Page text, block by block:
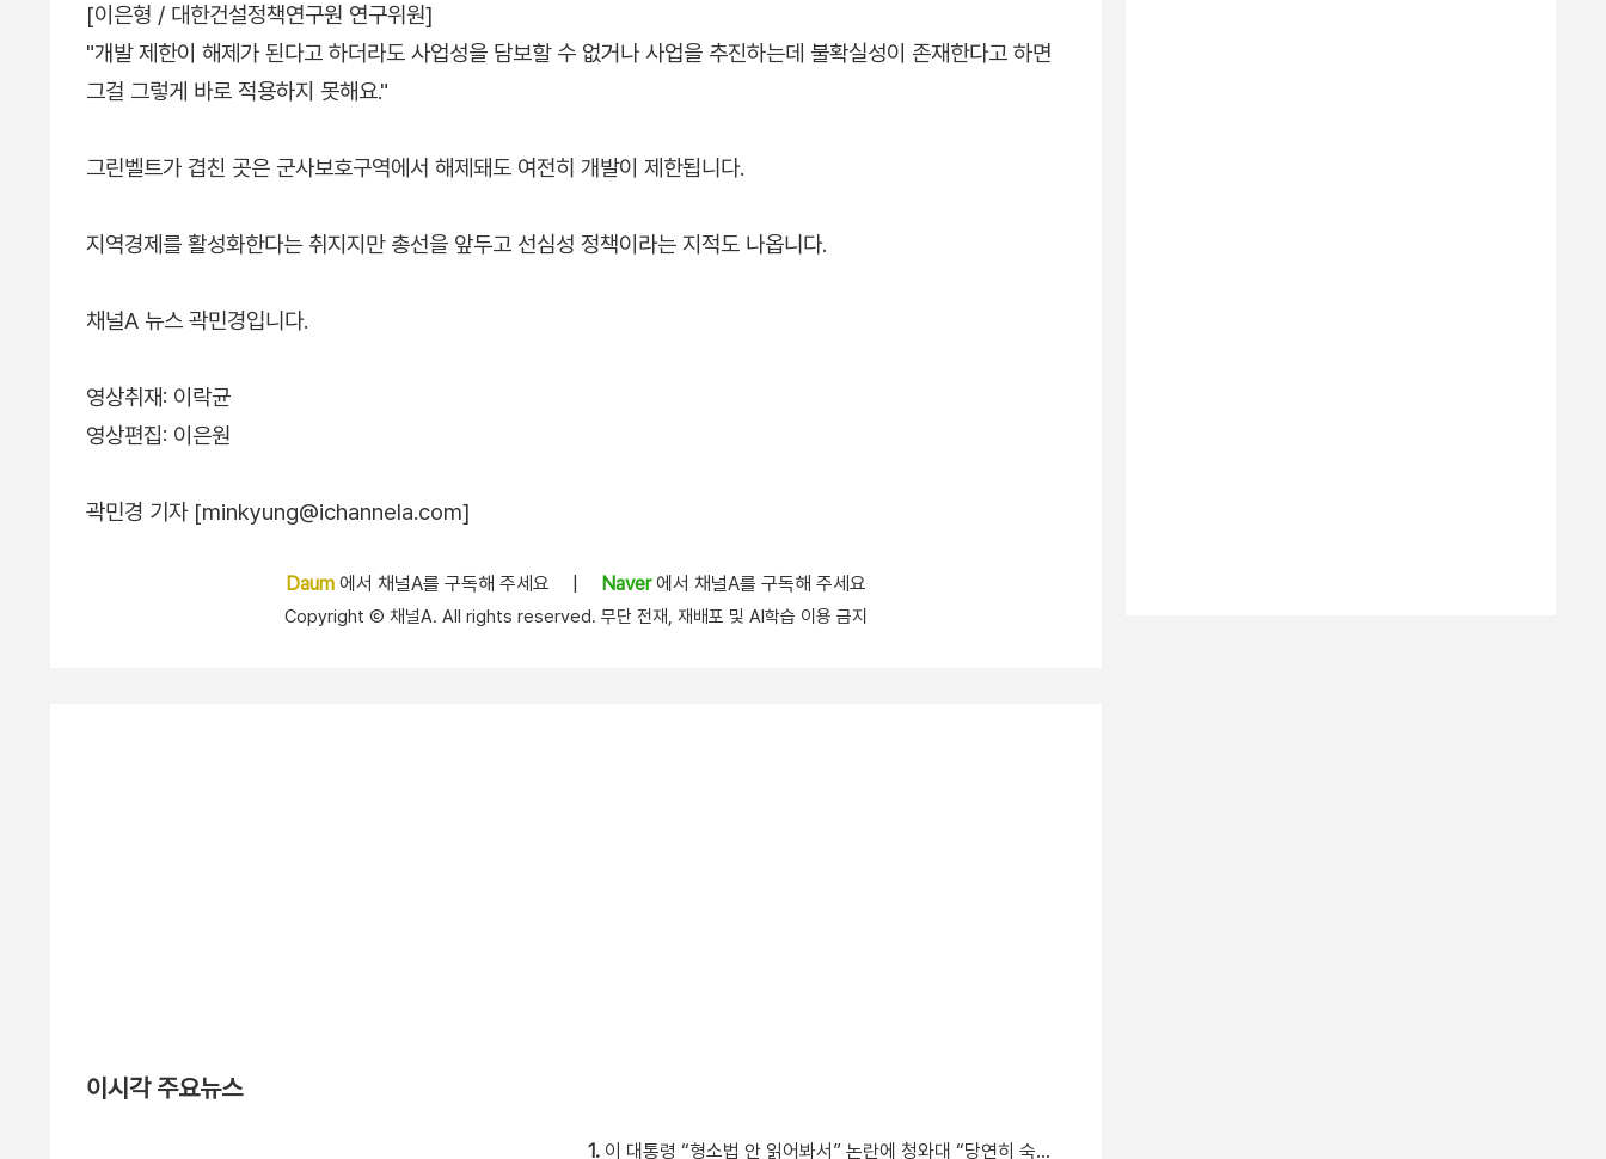
[이은형 / 대한건설정책연구원 연구위원]
"개발 제한이 해제가 된다고 하더라도 사업성을 담보할 수 없거나 사업을 추진하는데 불확실성이 존재한다고 하면
그걸 그렇게 바로 적용하지 못해요."
그린벨트가 겹친 곳은 군사보호구역에서 해제돼도 여전히 개발이 제한됩니다.
지역경제를 활성화한다는 취지지만 총선을 앞두고 선심성 정책이라는 지적도 나옵니다.
채널A 뉴스 곽민경입니다.
영상취재: 이락균
영상편집: 이은원
곽민경 기자 [minkyung@ichannela.com]
Daum 에서 채널A를 구독해 주세요 Naver에서 채널A를 구독해 주세요
Copyright Ⓒ 채널A. All rights reserved. 무단 전재, 재배포 및 AI학습 이용 금지
이시각 주요뉴스
1. 이 대통령 “형소법 안 읽어봐서” 논란에 청와대 “당연히 숙지”